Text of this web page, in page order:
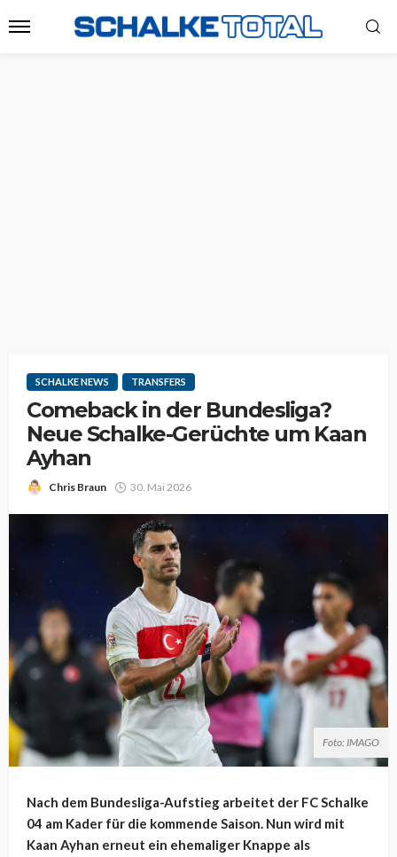
SCHALKE NEWS TRANSFERS
Comeback in der Bundesliga?
Neue Schalke-Gerüchte um Kaan
Ayhan
Chris Braun 30. Mai 2026
Foto: IMAGO
Nach dem Bundesliga-Aufstieg arbeitet der FC Schalke
04 am Kader für die kommende Saison. Nun wird mit
Kaan Ayhan erneut ein ehemaliger Knappe als